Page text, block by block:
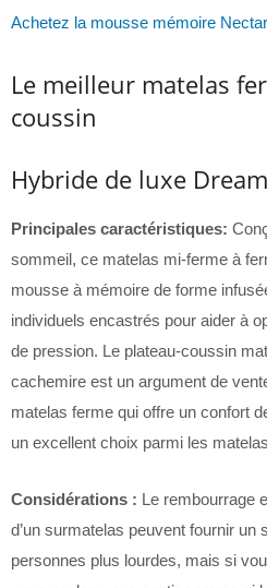
Achetez la mousse mémoire
Le meilleur matelas
coussin
Hybride de luxe
Principales caractéristiques:
sommeil, ce matelas mi-ferme à
mousse à mémoire de forme
individuels encastrés pour aider à
de pression. Le plateau-coussin
cachemire est un argument de
matelas ferme qui offre un confort
un excellent choix parmi les
Considérations : Le rembourrage
d’un surmatelas peuvent fournir un
personnes plus lourdes, mais si